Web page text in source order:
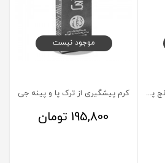
ژل لایه بردار و ضد ترک پا و آرنج پدی لافارر 60 میلی لیتر
موجود نیست
کرم پیشگیری از ترک پا و پینه جی
195,800 تومان